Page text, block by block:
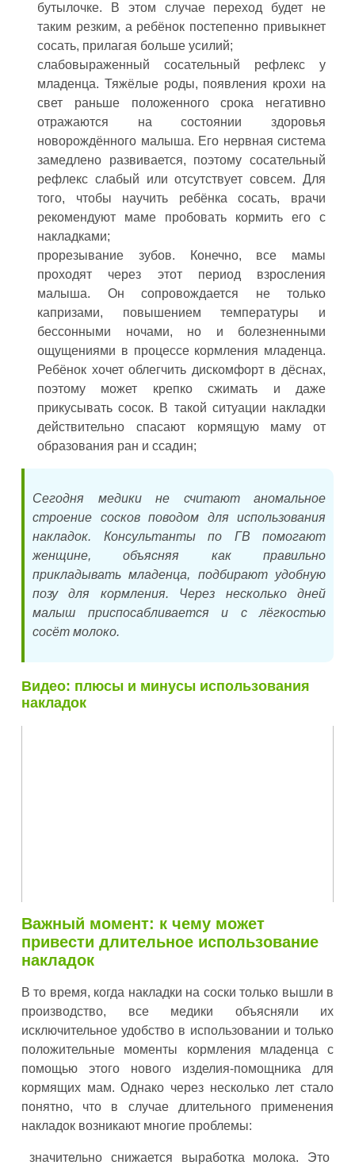
бутылочке. В этом случае переход будет не
таким резким, а ребёнок постепенно привыкнет
сосать, прилагая больше усилий;
слабовыраженный сосательный рефлекс у
младенца. Тяжёлые роды, появления крохи на
свет раньше положенного срока негативно
отражаются на состоянии здоровья
новорождённого малыша. Его нервная система
замедлено развивается, поэтому сосательный
рефлекс слабый или отсутствует совсем. Для
того, чтобы научить ребёнка сосать, врачи
рекомендуют маме пробовать кормить его с
накладками;
прорезывание зубов. Конечно, все мамы
проходят через этот период взросления
малыша. Он сопровождается не только
капризами, повышением температуры и
бессонными ночами, но и болезненными
ощущениями в процессе кормления младенца.
Ребёнок хочет облегчить дискомфорт в дёснах,
поэтому может крепко сжимать и даже
прикусывать сосок. В такой ситуации накладки
действительно спасают кормящую маму от
образования ран и ссадин;
Сегодня медики не считают аномальное
строение сосков поводом для использования
накладок. Консультанты по ГВ помогают
женщине, объясняя как правильно
прикладывать младенца, подбирают удобную
позу для кормления. Через несколько дней
малыш приспосабливается и с лёгкостью
сосёт молоко.
Видео: плюсы и минусы использования
накладок
Важный момент: к чему может
привести длительное использование
накладок
В то время, когда накладки на соски только вышли в
производство, все медики объясняли их
исключительное удобство в использовании и только
положительные моменты кормления младенца с
помощью этого нового изделия-помощника для
кормящих мам. Однако через несколько лет стало
понятно, что в случае длительного применения
накладок возникают многие проблемы:
значительно снижается выработка молока. Это